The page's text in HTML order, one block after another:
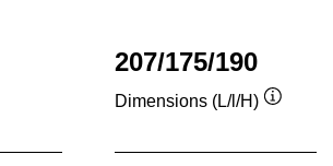
207/175/190
Dimensions (L/l/H)